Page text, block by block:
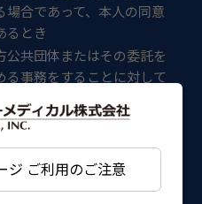
ジ ご利用のご注意
場合であって、本人の同意
るとき
公共団体またはその委託を
る事務をすることに対して
の遂行に支障を及ぼすお
個人の権利を尊重し、自